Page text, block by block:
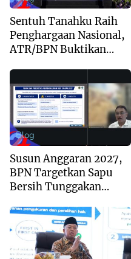
Sentuh Tanahku Raih
Penghargaan Nasional,
ATR/BPN Buktikan
Blog
Susun Anggaran 2027,
BPN Targetkan Sapu
Bersih Tunggakan
Kepastian Waktu
Layanan